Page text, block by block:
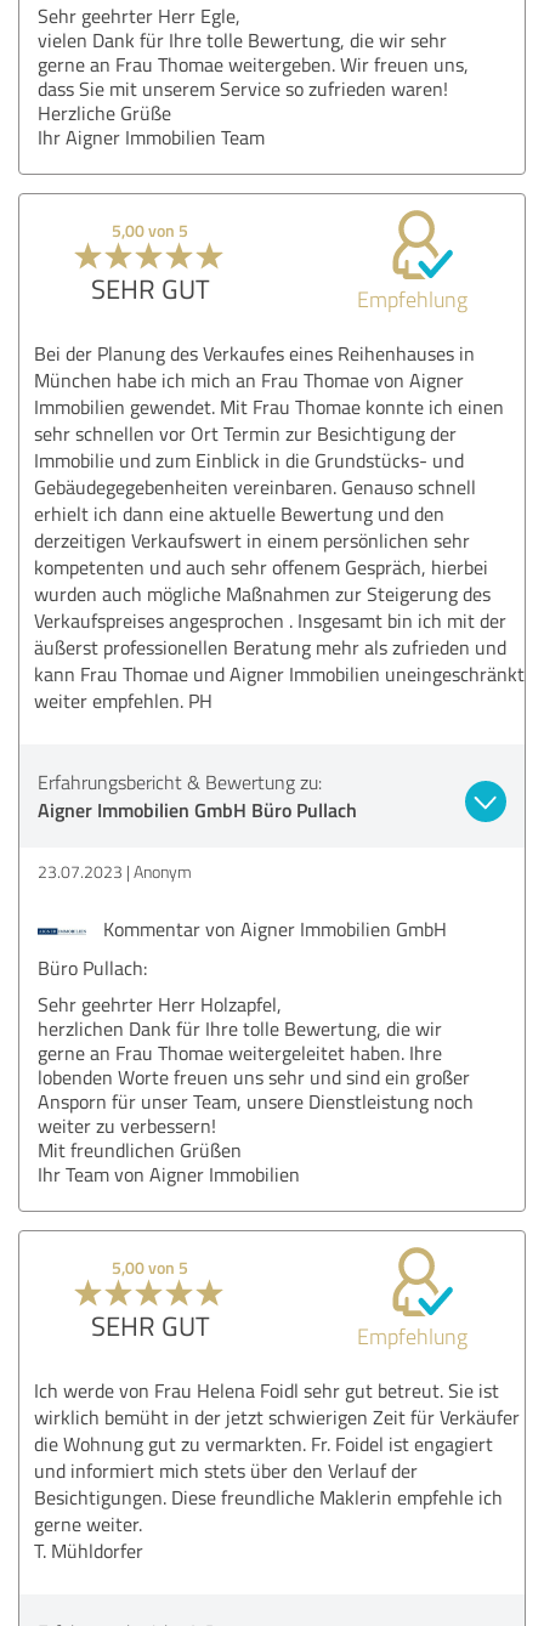
Sehr geehrter Herr Egle,
vielen Dank für Ihre tolle Bewertung, die wir sehr
gerne an Frau Thomae weitergeben. Wir freuen uns,
dass Sie mit unserem Service so zufrieden waren!
Herzliche Grüße
Ihr Aigner Immobilien Team
5,00 von 5
SEHR GUT Empfehlung
Bei der Planung des Verkaufes eines Reihenhauses in
München habe ich mich an Frau Thomae von Aigner
Immobilien gewendet. Mit Frau Thomae konnte ich einen
sehr schnellen vor Ort Termin zur Besichtigung der
Immobilie und zum Einblick in die Grundstücks- und
Gebäudegegebenheiten vereinbaren. Genauso schnell
erhielt ich dann eine aktuelle Bewertung und den
derzeitigen Verkaufswert in einem persönlichen sehr
kompetenten und auch sehr offenem Gespräch, hierbei
wurden auch mögliche Maßnahmen zur Steigerung des
Verkaufspreises angesprochen . Insgesamt bin ich mit der
äußerst professionellen Beratung mehr als zufrieden und
kann Frau Thomae und Aigner Immobilien uneingeschränkt
weiter empfehlen. PH
Erfahrungsbericht & Bewertung zu:
Aigner Immobilien GmbH Büro Pullach
23.07.2023 Anonym
Kommentar von Aigner Immobilien GmbH
Büro Pullach:
Sehr geehrter Herr Holzapfel,
herzlichen Dank für Ihre tolle Bewertung, die wir
gerne an Frau Thomae weitergeleitet haben. Ihre
lobenden Worte freuen uns sehr und sind ein großer
Ansporn für unser Team, unsere Dienstleistung noch
weiter zu verbessern!
Mit freundlichen Grüßen
Ihr Team von Aigner Immobilien
5,00 von 5
SEHR GUT Empfehlung
Ich werde von Frau Helena Foidl sehr gut betreut. Sie ist
wirklich bemüht in der jetzt schwierigen Zeit für Verkäufer
die Wohnung gut zu vermarkten. Fr. Foidel ist engagiert
und informiert mich stets über den Verlauf der
Besichtigungen. Diese freundliche Maklerin empfehle ich
gerne weiter.
T. Mühldorfer